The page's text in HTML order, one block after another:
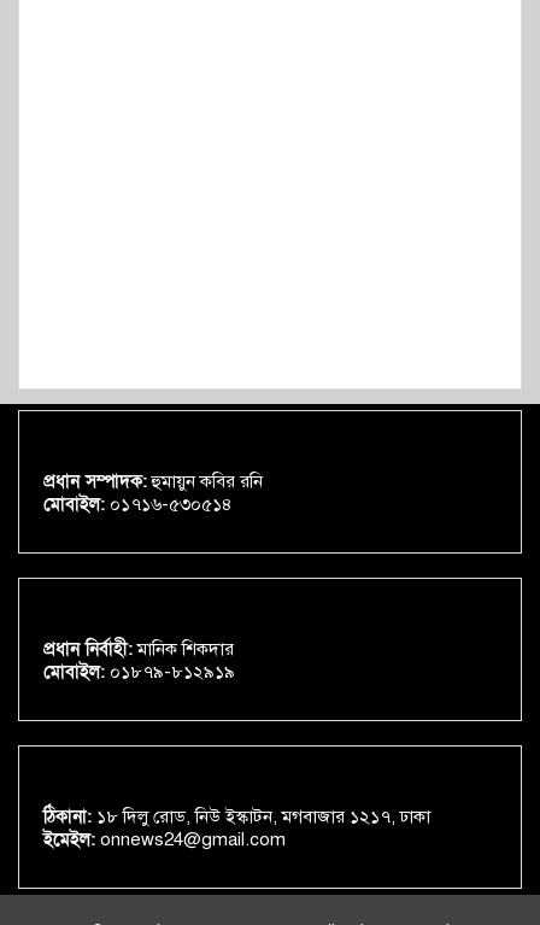
প্রধান সম্পাদক:হুমায়ুন কবির রনি
মোবাইল: ০১৭১৬-৫৩০৫১৪
প্রধান নির্বাহী:মানিক শিকদার
মোবাইল: ০১৮৭৯-৮১২৯১৯
ঠিকানা: ১৮ দিলু রোড, নিউ ইস্কাটন, মগবাজার ১২১৭, ঢাকা
ইমেইল: onnews24@gmail.com